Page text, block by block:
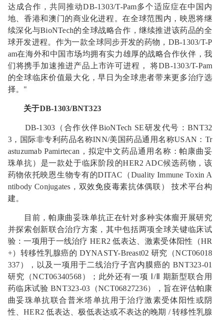
达成合作，共同推动DB-1303/T-Pam多个适应症在中国内
地、香港和澳门的商业化进程。在全球范围内，映恩将继
续深化与BioNTech的全球战略合作，继续推进该药品的全
球开发进程。作为一款全球同步开发的药物，DB-1303/T-P
am在海外和中国市场均拥有实力雄厚的战略合作伙伴，我
们将携手加速推进产品上市许可进程， 将DB-1303/T-Pam
的全球临床价值最大化，早日为全球患者带来更多治疗选
择。"
关于DB-1303/BNT323
DB-1303（合作伙伴BioNTech SE研发代号：BNT32
3，国际非专利药品名称INN/美国药品通用名称USAN：Tr
astuzumab Pamirtecan，拟定中文药品通用名称：帕康曲妥
珠单抗）是一款处于临床阶段的HER2 ADC候选药物，该
药物依托映恩生物专有的DITAC（Duality Immune Toxin A
ntibody Conjugates，双效免疫毒素抗体偶联） 技术平台构
建。
目前，帕康曲妥珠单抗正在针对多种实体瘤开展研究
并探索创新联合治疗方案，其中包括两项全球关键临床试
验：一项用于一线治疗 HER2 低表达、激素受体阳性（HR
+）转移性乳腺癌的 DYNASTY-Breast02 研究（NCT06018
337），以及一项用于二线治疗子宫内膜癌的 BNT323-01
研究（NCT06340568）；此外还有一项 Ⅰ/Ⅱ 期新型联合用
药临床试验 BNT323-03（NCT06827236），旨在评估帕康
曲妥珠单抗联合普米塔单抗用于治疗激素受体阳性或阴
性、HER2 低表达、极低表达或不表达的晚期 / 转移性乳腺